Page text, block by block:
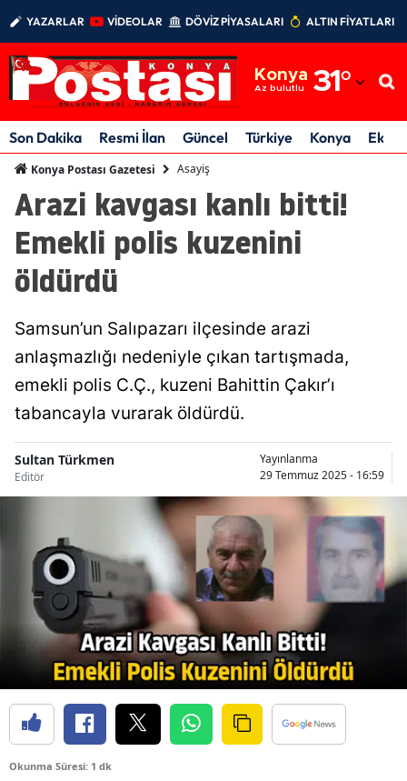
YAZARLAR VİDEOLAR DÖVİZ PİYASALARI ALTIN FİYATLARI
Konya
Az bulutlu 31°
Adıyaman
Afyonkarahisar
Amasya
Ankara
Aydın
Balıkesir
Bingöl
Bitlis
Burdur
Bursa
Çanakkale
Çankırı
Çorum
Son Dakika Resmi İlan Güncel Türkiye Konya
Konya Postası Gazetesi Asayiş
Arazi kavgası kanlı bitti!
Emekli polis kuzenini
öldürdü
Samsun’un Salıpazarı ilçesinde arazi
anlaşmazlığı nedeniyle çıkan tartışmada,
emekli polis C.Ç., kuzeni Bahittin Çakır’ı
tabancayla vurarak öldürdü.
Sultan Türkmen
Editör
Yayınlanma
29 Temmuz 2025 - 16:59
Okunma Süresi: 1 dk